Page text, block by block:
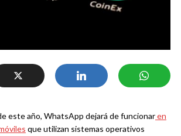
este año, WhatsApp dejará de funcionaren
que utilizan sistemas operativos